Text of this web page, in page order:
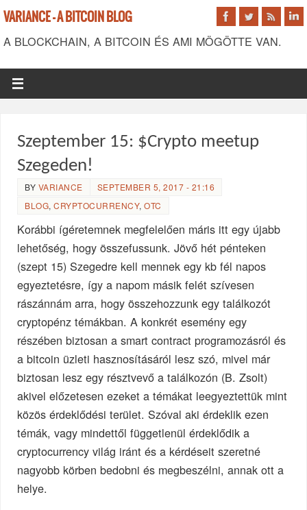
VARIANCE - A BITCOIN BLOG
A BLOCKCHAIN, A BITCOIN ÉS AMI MÖGÖTTE VAN.
Szeptember 15: $Crypto meetup
Szegeden!
BY VARIANCE
SEPTEMBER 5, 2017 - 21:16
BLOG,CRYPTOCURRENCY,OTC
Korábbi ígéretemnek megfelelően máris itt egy újabb
lehetőség, hogy összefussunk. Jövő hét pénteken
(szept 15) Szegedre kell mennek egy kb fél napos
egyeztetésre, így a napom másik felét szívesen
rászánnám arra, hogy összehozzunk egy találkozót
cryptopénz témákban. A konkrét esemény egy
részében biztosan a smart contract programozásról és
a bitcoin üzleti hasznosításáról lesz szó, mivel már
biztosan lesz egy résztvevő a találkozón (B. Zsolt)
akivel előzetesen ezeket a témákat leegyeztettük mint
közös érdeklődési terület. Szóval aki érdeklik ezen
témák, vagy mindettől függetlenül érdeklődik a
cryptocurrency világ iránt és a kérdéseit szeretné
nagyobb körben bedobni és megbeszélni, annak ott a
helye.